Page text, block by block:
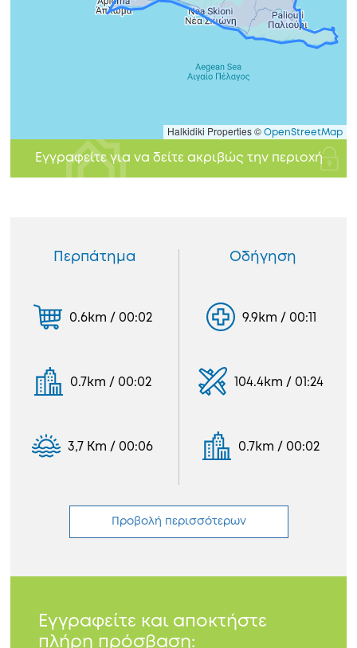
Halkidiki Properties © OpenStreetMap
Εγγραφείτε για να δείτε ακριβώς την περιοχή
Περπάτημα
0.6km / 00:02
0.7km / 00:02
3,7 Km / 00:06
Οδήγηση
9.9km / 00:11
104.4km / 01:24
0.7km / 00:02
Προβολή περισσότερων
Εγγραφείτε και αποκτήστε
πλήρη πρόσβαση: